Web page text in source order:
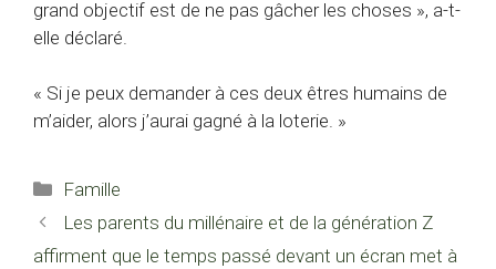
grand objectif est de ne pas gâcher les choses », a-t-
elle déclaré.
« Si je peux demander à ces deux êtres humains de
m’aider, alors j’aurai gagné à la loterie. »
Catégories
Famille
Les parents du millénaire et de la génération Z
affirment que le temps passé devant un écran met à